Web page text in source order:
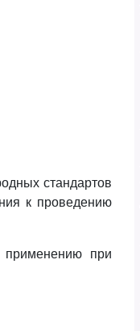
стандартов
к проведению
применению при